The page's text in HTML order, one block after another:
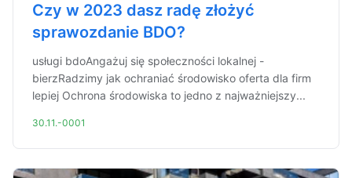
Czy w 2023 dasz radę złożyć
sprawozdanie BDO?
usługi bdoAngażuj się społeczności lokalnej -
bierzRadzimy jak ochraniać środowisko oferta dla firm
lepiej Ochrona środowiska to jedno z najważniejszy...
30.11.-0001